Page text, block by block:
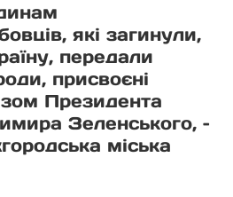
які загинули,
передали
присвоєні
Президента
Зеленського, –
міська